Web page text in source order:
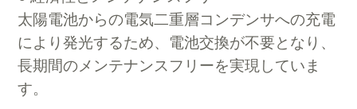
太陽電池からの電気二重層コンデンサへの充電
により発光するため、電池交換が不要となり、
長期間のメンテナンスフリーを実現していま
す。